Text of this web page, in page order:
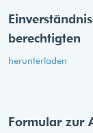
berechtigten
herunterladen
Formular zur